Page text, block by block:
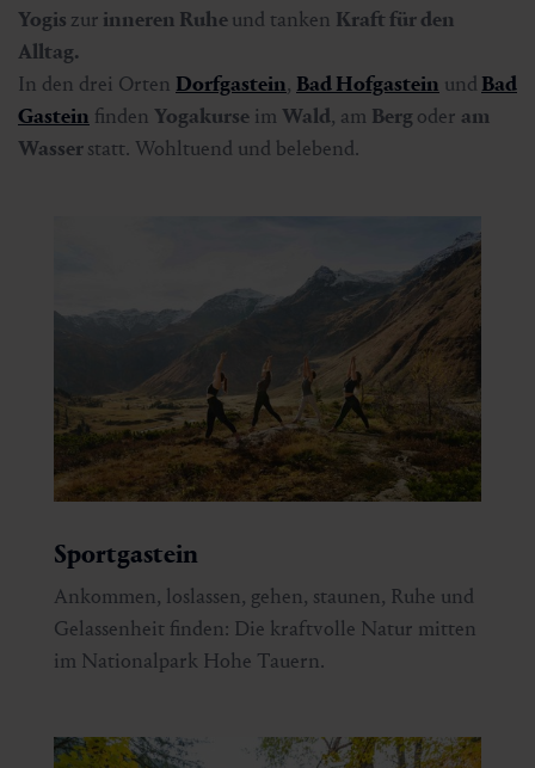
Yogis zur inneren Ruheund tanken Kraft für den
Alltag.
In den drei Orten Dorfgastein, Bad Hofgastein und Bad
Gastein finden Yogakurse im Wald, am Bergoder am
Wasserstatt. Wohltuend und belebend.
Sportgastein
Ankommen, loslassen, gehen, staunen, Ruhe und
Gelassenheit finden: Die kraftvolle Natur mitten
im Nationalpark Hohe Tauern.